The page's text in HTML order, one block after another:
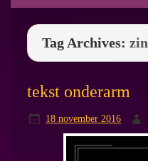
Tag Archives: zin
tekst onderarm
18 november 2016